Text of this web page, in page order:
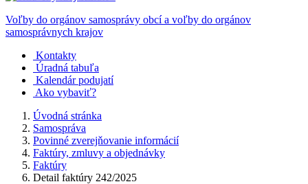
Voľby do orgánov samosprávy obcí a voľby do orgánov
samosprávnych krajov
Kontakty
Úradná tabuľa
Kalendár podujatí
Ako vybaviť?
Úvodná stránka
Samospráva
Povinné zverejňovanie informácií
Faktúry, zmluvy a objednávky
Faktúry
Detail faktúry 242/2025